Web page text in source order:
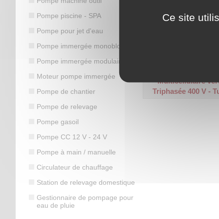
Pompe piscine - SPA
Pompe pour jet d'eau
Pompe immergée monobloc
Pompe immergée modulaire
Moteur pompe immergée
Pompe de chantier
Pompe de relevage
Pompe gasoil
Pompe CC 12 V - 24 V
Pompe à main / manuelle
Circulateur de chauffage
Station de relevage domestique
Gestionnaire de pompage pour
eau de pluie
Multicellulaire
Triphasée 400 V -
Ce site